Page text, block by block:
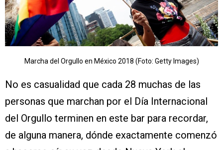
Marcha del Orgullo en México 2018 (Foto: Getty Images)
No es casualidad que cada 28 muchas de las
personas que marchan por el Día Internacional
del Orgullo terminen en este bar para recordar,
de alguna manera, dónde exactamente comenzó